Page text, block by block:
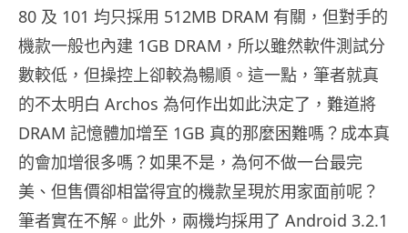
80 及 101 均只採用 512MB DRAM 有關，但對手的
機款一般也內建 1GB DRAM，所以雖然軟件測試分
數較低，但操控上卻較為暢順。這一點，筆者就真
的不太明白 Archos 為何作出如此決定了，難道將
DRAM 記憶體加增至 1GB 真的那麼困難嗎？成本真
的會加增很多嗎？如果不是，為何不做一台最完
美、但售價卻相當得宜的機款呈現於用家面前呢？
筆者實在不解。此外，兩機均採用了 Android 3.2.1